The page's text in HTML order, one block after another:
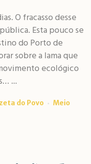
O fracasso desse
Esta pouco se
do Porto de
sobre a lama que
ecológico
...
do Povo
Meio